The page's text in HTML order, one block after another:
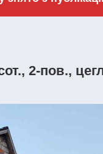
2-пов.,